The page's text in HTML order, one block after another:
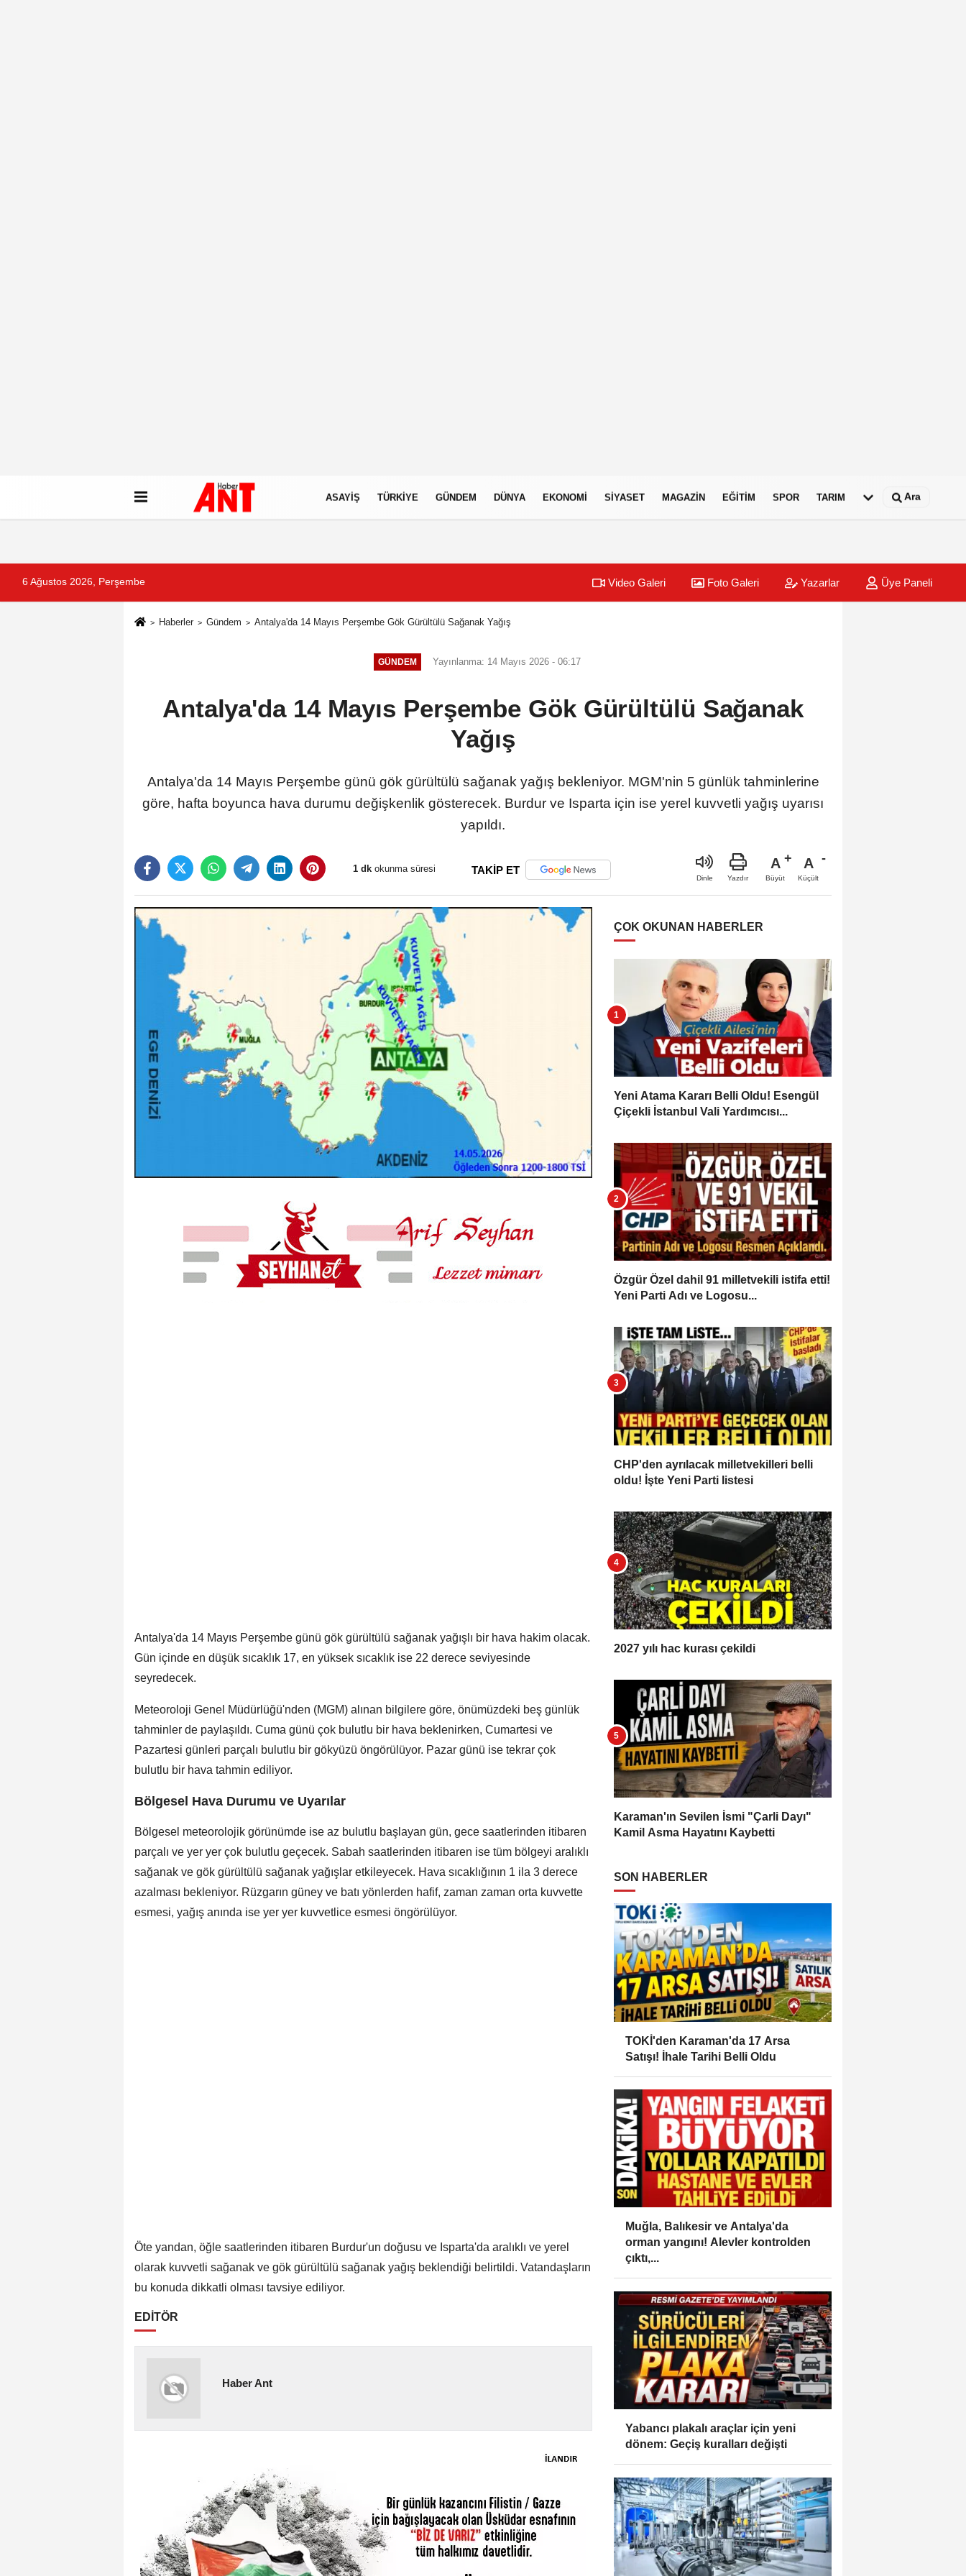
ASAYIŞ TÜRKIYE GÜNDEM DÜNYA EKONOMI SIYASET MAGAZIN EĞITIM SPOR TARIM Ara
6 Ağustos 2026, Perşembe Video Galeri Foto Galeri Yazarlar Üye Paneli
Haberler Gündem Antalya'da 14 Mayıs Perşembe Gök Gürültülü Sağanak Yağış
GÜNDEM Yayınlanma: 14 Mayıs 2026 - 06:17
Antalya'da 14 Mayıs Perşembe Gök Gürültülü Sağanak
Yağış
Antalya'da 14 Mayıs Perşembe günü gök gürültülü sağanak yağış bekleniyor. MGM'nin 5 günlük tahminlerine
göre, hafta boyunca hava durumu değişkenlik gösterecek. Burdur ve Isparta için ise yerel kuvvetli yağış uyarısı
yapıldı.
1 dk okunma süresi TAKİP ET
Dinle Yazdır
A
Büyüt
A
Küçült
Antalya'da 14 Mayıs Perşembe günü gök gürültülü sağanak yağışlı bir hava hakim olacak.
Gün içinde en düşük sıcaklık 17, en yüksek sıcaklık ise 22 derece seviyesinde
seyredecek.
Meteoroloji Genel Müdürlüğü'nden (MGM) alınan bilgilere göre, önümüzdeki beş günlük
tahminler de paylaşıldı. Cuma günü çok bulutlu bir hava beklenirken, Cumartesi ve
Pazartesi günleri parçalı bulutlu bir gökyüzü öngörülüyor. Pazar günü ise tekrar çok
bulutlu bir hava tahmin ediliyor.
Bölgesel Hava Durumu ve Uyarılar
Bölgesel meteorolojik görünümde ise az bulutlu başlayan gün, gece saatlerinden itibaren
parçalı ve yer yer çok bulutlu geçecek. Sabah saatlerinden itibaren ise tüm bölgeyi aralıklı
sağanak ve gök gürültülü sağanak yağışlar etkileyecek. Hava sıcaklığının 1 ila 3 derece
azalması bekleniyor. Rüzgarın güney ve batı yönlerden hafif, zaman zaman orta kuvvette
esmesi, yağış anında ise yer yer kuvvetlice esmesi öngörülüyor.
Öte yandan, öğle saatlerinden itibaren Burdur'un doğusu ve Isparta'da aralıklı ve yerel
olarak kuvvetli sağanak ve gök gürültülü sağanak yağış beklendiği belirtildi. Vatandaşların
bu konuda dikkatli olması tavsiye ediliyor.
EDİTÖR
Haber Ant
ÇOK OKUNAN HABERLER
Yeni Atama Kararı Belli Oldu! Esengül
Çiçekli İstanbul Vali Yardımcısı...
Özgür Özel dahil 91 milletvekili istifa etti!
Yeni Parti Adı ve Logosu...
CHP'den ayrılacak milletvekilleri belli
oldu! İşte Yeni Parti listesi
2027 yılı hac kurası çekildi
Karaman'ın Sevilen İsmi "Çarli Dayı"
Kamil Asma Hayatını Kaybetti
SON HABERLER
TOKİ'den Karaman'da 17 Arsa
Satışı! İhale Tarihi Belli Oldu
Muğla, Balıkesir ve Antalya'da
orman yangını! Alevler kontrolden
çıktı,...
Yabancı plakalı araçlar için yeni
dönem: Geçiş kuralları değişti